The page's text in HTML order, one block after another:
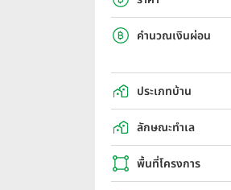
คำนวณเงินผ่อน
ประเภทบ้าน
ลักษณะทำเล
พื้นที่โครงการ